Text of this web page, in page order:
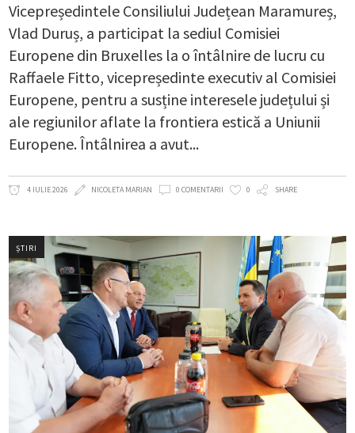
Vicepreședintele Consiliului Județean Maramureș,
Vlad Duruș, a participat la sediul Comisiei
Europene din Bruxelles la o întâlnire de lucru cu
Raffaele Fitto, vicepreședinte executiv al Comisiei
Europene, pentru a susține interesele județului și
ale regiunilor aflate la frontiera estică a Uniunii
Europene. Întâlnirea a avut
4 IULIE 2026 NICOLETA MARIAN 0 COMENTARII 0 SHARE
ȘTIRI